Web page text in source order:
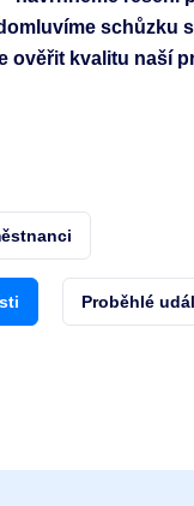
schůzku
ověřit kvalitu naší
Proběhlé